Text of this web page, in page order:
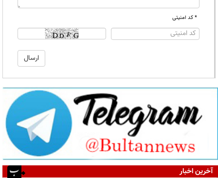
* کد امنیتی
آخرین اخبار